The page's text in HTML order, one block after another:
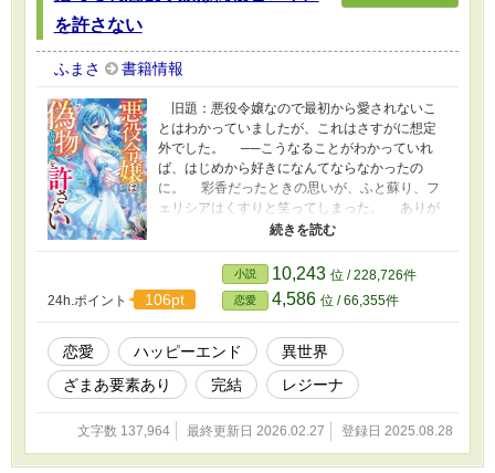
を許さない
ふまさ 書籍情報
旧題：悪役令嬢なので最初から愛されないこ
とはわかっていましたが、これはさすがに想定
外でした。 ──こうなることがわかっていれ
ば、はじめから好きになんてならなかったの
に。 彩香だったときの思いが、ふと蘇り、フ
ェリシアはくすりと笑ってしまった。 ありが
とう、前世の記憶。おかげでわたしは、クライ
ブ殿下を好きにならずにすんだわ。 だからあ
るのは、呆れと、怒りだけだった。 ※『乙女ゲ
ームのヒロインの顔が、わたしから好きな人を
奪い続けた幼なじみとそっくりでした』の、ifス
トーリーです。重なる文章があるため、前作は
非公開とさせていただきました。読んでくれた
みなさま、ありがとうございました。
24h.ポイント 106pt
小説 10,243 位 / 228,726件
恋愛 4,586 位 / 66,355件
恋愛 ハッピーエンド
異世界
ざまあ要素あり
完結 レジーナ
文字数 137,964 最終更新日 2026.02.27 登録日 2025.08.28